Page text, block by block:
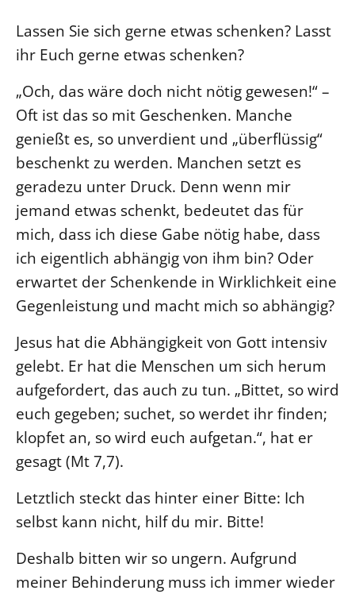
Lassen Sie sich gerne etwas schenken? Lasst
ihr Euch gerne etwas schenken?
„Och, das wäre doch nicht nötig gewesen!“ –
Oft ist das so mit Geschenken. Manche
genießt es, so unverdient und „überflüssig“
beschenkt zu werden. Manchen setzt es
geradezu unter Druck. Denn wenn mir
jemand etwas schenkt, bedeutet das für
mich, dass ich diese Gabe nötig habe, dass
ich eigentlich abhängig von ihm bin? Oder
erwartet der Schenkende in Wirklichkeit eine
Gegenleistung und macht mich so abhängig?
Jesus hat die Abhängigkeit von Gott intensiv
gelebt. Er hat die Menschen um sich herum
aufgefordert, das auch zu tun. „Bittet, so wird
euch gegeben; suchet, so werdet ihr finden;
klopfet an, so wird euch aufgetan.“, hat er
gesagt (Mt 7,7).
Letztlich steckt das hinter einer Bitte: Ich
selbst kann nicht, hilf du mir. Bitte!
Deshalb bitten wir so ungern. Aufgrund
meiner Behinderung muss ich immer wieder
Kirche und Finanzen
Personalausschuss
LANDESKIRCHENAMT
Willkommen
Kollegium
Abteilungen des Landeskirchenamts
Rechnungsprüfungsamt
Fachstelle Sexualisierte Gewalt
Beschwerdestellen
Kirchenämter
Datenschutz
Geschäftsstelle Landessynode
LANDESSYNODE
27. Landessynode
Kontakt
Hintergrund
MITARBEIT
Ehrenamt
Beruf
Freie Stellen
Evangelische Kirche
Lutherische Kirche
Positionen
Ökumene
Religionen
Gegen Gewalt
KLIMASCHUTZ
Nachhaltigkeit
Erneuerbare Energien
Mobilität
Naturschutz
Gebäude
Impressum
Datenschutz
Barrierefreiheit
Presse
Freie Stellen
Service für Gemeinden
Suche